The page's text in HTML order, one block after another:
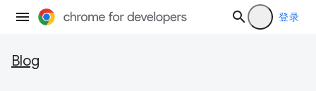
登录
Blog